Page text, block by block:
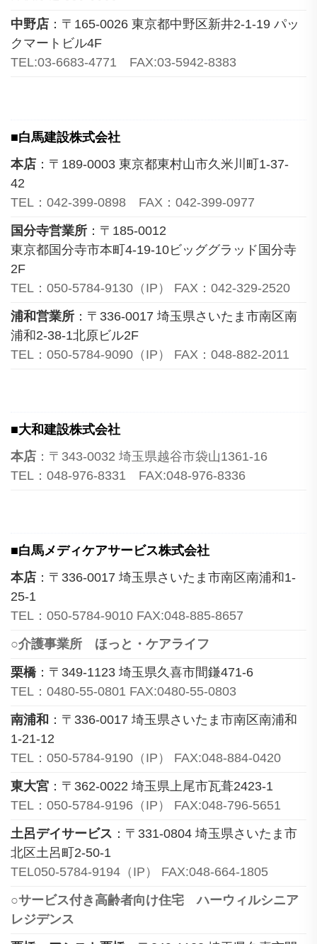
中野店 ：〒165-0026 東京都中野区新井2-1-19 パッ
クマートビル4F
TEL:03-6683-4771 FAX:03-5942-8383
■白馬建設株式会社
本店 ：〒189-0003 東京都東村山市久米川町1-37-
42
TEL：042-399-0898 FAX：042-399-0977
国分寺営業所 ：〒185-0012
東京都国分寺市本町4-19-10ビッググラッド国分寺
2F
TEL：050-5784-9130（IP） FAX：042-329-2520
浦和営業所 ：〒336-0017 埼玉県さいたま市南区南
浦和2-38-1北原ビル2F
TEL：050-5784-9090（IP） FAX：048-882-2011
■大和建設株式会社
本店 ：〒343-0032 埼玉県越谷市袋山1361-16
TEL：048-976-8331 FAX:048-976-8336
■白馬メディケアサービス株式会社
本店 ：〒336-0017 埼玉県さいたま市南区南浦和1-
25-1
TEL：050-5784-9010 FAX:048-885-8657
○介護事業所 ほっと・ケアライフ
栗橋：〒349-1123 埼玉県久喜市間鎌471-6
TEL：0480-55-0801 FAX:0480-55-0803
南浦和 ：〒336-0017 埼玉県さいたま市南区南浦和
1-21-12
TEL：050-5784-9190（IP） FAX:048-884-0420
東大宮 ：〒362-0022 埼玉県上尾市瓦葺2423-1
TEL：050-5784-9196（IP） FAX:048-796-5651
土呂デイサービス ：〒331-0804 埼玉県さいたま市
北区土呂町2-50-1
TEL050-5784-9194（IP） FAX:048-664-1805
○サービス付き高齢者向け住宅 ハーウィルシニア
レジデンス